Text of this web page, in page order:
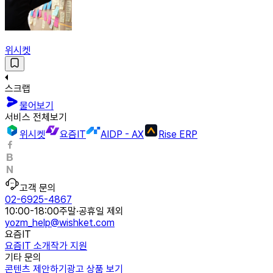
위시켓
스크랩
물어보기
서비스 전체보기
위시켓
요즘IT AIDP - AX Rise ERP
고객 문의
02-6925-4867
10:00-18:00주말·공휴일 제외
yozm_help@wishket.com
요즘IT
요즘IT 소개작가 지원
기타 문의
콘텐츠 제안하기 광고 상품 보기